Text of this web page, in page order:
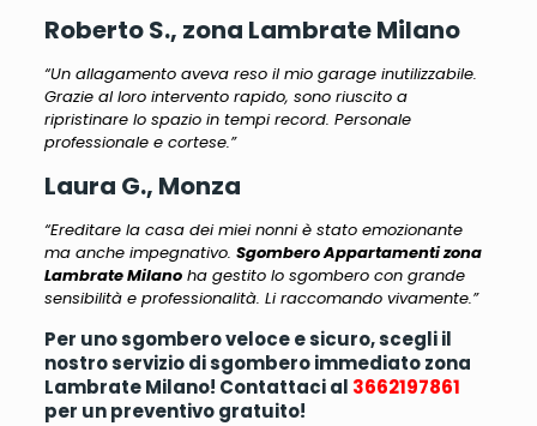
Roberto S., zona Lambrate Milano
“Un allagamento aveva reso il mio garage inutilizzabile.
Grazie al loro intervento rapido, sono riuscito a
ripristinare lo spazio in tempi record. Personale
professionale e cortese.”
Laura G., Monza
“Ereditare la casa dei miei nonni è stato emozionante
ma anche impegnativo. Sgombero Appartamenti zona
Lambrate Milanoha gestito lo sgombero con grande
sensibilità e professionalità. Li raccomando vivamente.”
Per uno sgombero veloce e sicuro, scegli il
nostro servizio di sgombero immediato zona
Lambrate Milano! Contattaci al 3662197861
per un preventivo gratuito!